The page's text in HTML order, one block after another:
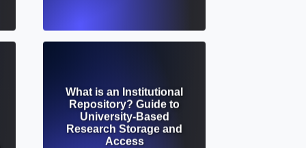
What is an Institutional
Repository? Guide to
University-Based
Research Storage and
Access